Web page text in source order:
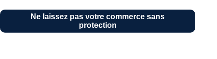
Ne laissez pas votre commerce sans
protection